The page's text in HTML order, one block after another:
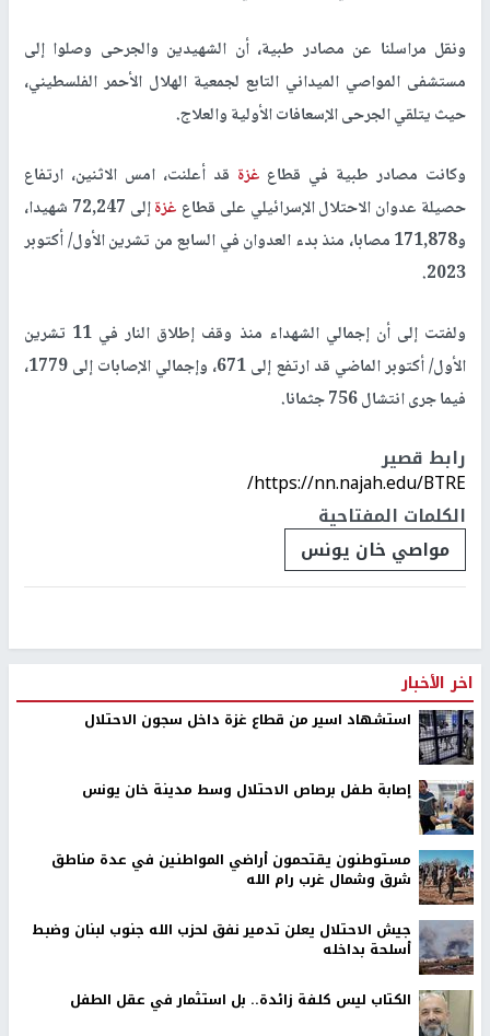
ونقل مراسلنا عن مصادر طبية، أن الشهيدين والجرحى وصلوا إلى
مستشفى المواصي الميداني التابع لجمعية الهلال الأحمر الفلسطيني،
حيث يتلقي الجرحى الإسعافات الأولية والعلاج.
وكانت مصادر طبية في قطاع غزة قد أعلنت، امس الاثنين، ارتفاع
حصيلة عدوان الاحتلال الإسرائيلي على قطاع غزة
إلى 72,247 شهيدا،
و171,878 مصابا، منذ بدء العدوان في السابع من تشرين الأول/ أكتوبر
2023.
ولفتت إلى أن إجمالي الشهداء منذ وقف إطلاق النار في 11 تشرين
الأول/ أكتوبر الماضي قد ارتفع إلى 671، وإجمالي الإصابات إلى 1779،
فيما جرى انتشال 756 جثمانا.
رابط قصير
https://nn.najah.edu/BTRE/
الكلمات المفتاحية
مواصي خان يونس
اخر الأخبار
استشهاد اسير من قطاع غزة داخل سجون الاحتلال
إصابة طفل برصاص الاحتلال وسط مدينة خان يونس
مستوطنون يقتحمون أراضي المواطنين في عدة مناطق
شرق وشمال غرب رام الله
جيش الاحتلال يعلن تدمير نفق لحزب الله جنوب لبنان وضبط
أسلحة بداخله
الكتاب ليس كلفة زائدة.. بل استثمار في عقل الطفل